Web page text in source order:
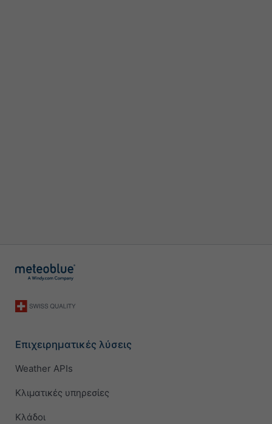
Επιχειρηματικές λύσεις
Weather APIs
Κλιματικές υπηρεσίες
Κλάδοι